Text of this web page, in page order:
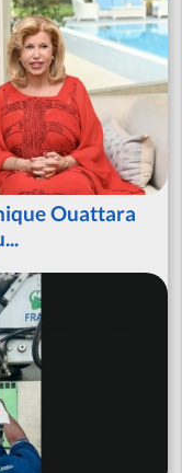
Ouattara